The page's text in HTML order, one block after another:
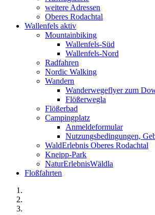
weitere Adressen
Oberes Rodachtal
Wallenfels aktiv
Mountainbiking
Wallenfels-Süd
Wallenfels-Nord
Radfahren
Nordic Walking
Wandern
Wanderwegeflyer zum
Flößerwegla
Flößerbad
Campingplatz
Anmeldeformular
Nutzungsbedingungen,
WaldErlebnis Oberes Rodachtal
Kneipp-Park
NaturErlebnisWäldla
Floßfahrten